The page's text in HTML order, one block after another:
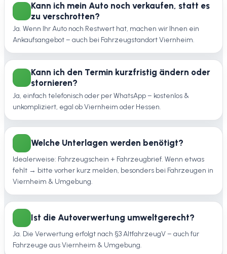
Kann ich mein Auto noch verkaufen, statt es
zu verschrotten?
Ja. Wenn Ihr Auto noch Restwert hat, machen wir Ihnen ein
Ankaufsangebot – auch bei Fahrzeugstandort Viernheim.
Kann ich den Termin kurzfristig ändern oder
stornieren?
Ja, einfach telefonisch oder per WhatsApp – kostenlos &
unkompliziert, egal ob Viernheim oder Hessen.
Welche Unterlagen werden benötigt?
Idealerweise: Fahrzeugschein + Fahrzeugbrief. Wenn etwas
fehlt → bitte vorher kurz melden, besonders bei Fahrzeugen in
Viernheim & Umgebung.
Ist die Autoverwertung umweltgerecht?
Ja. Die Verwertung erfolgt nach §3 AltfahrzeugV – auch für
Fahrzeuge aus Viernheim & Umgebung.